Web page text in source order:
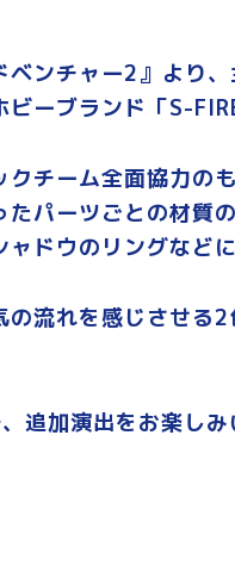
ンチャー2』より、
ーブランド「S-
チーム全面協力の
パーツごとの材質
ドウのリングなど
流れを感じさせる
追加演出をお楽し